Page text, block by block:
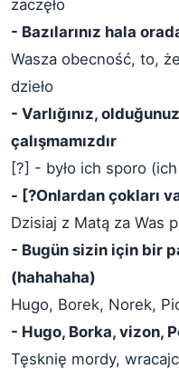
zaczęło
- Bazılarınız hala
Wasza obecność, to,
dzieło
- Varlığınız,
çalışmamızdır
[?] - było ich sporo
- [?Onlardan çokları
Dzisiaj z Matą za Was
- Bugün sizin için bir
(hahahaha)
Hugo, Borek, Norek,
- Hugo, Borka, vizon,
Tęsknię mordy,